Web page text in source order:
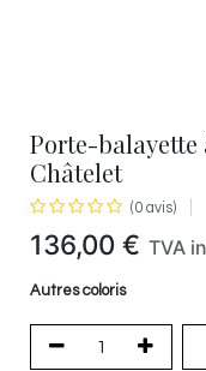
Porte-balayette
Châtelet
(0 avis)
136,00 € TVA
Autres coloris